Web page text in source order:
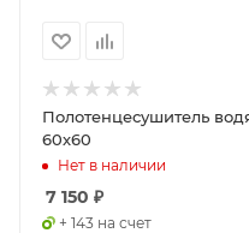
Полотенцесушитель
60х60
Нет в наличии
7 150 ₽
+ 143 на счет